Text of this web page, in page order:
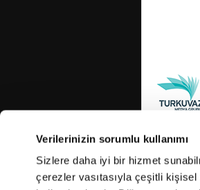
Verilerinizin sorumlu kullanımı
Sizlere daha iyi bir hizmet
çerezler vasıtasıyla çeşitli